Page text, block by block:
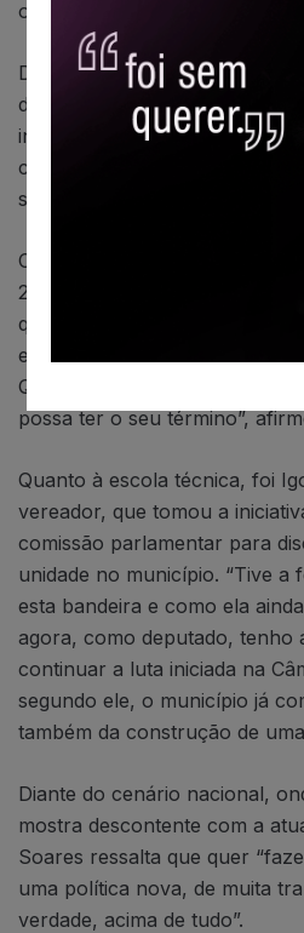
os votos que recebi”,
Dentre as principais
do mandato estão a
instalação da escola técnica
contribuir com melhorias de
saúde, por meio das emendas
Com relação ao corredor, Igor
20 anos se discute a sua
que tem proposta de
e ligará Itapevi ao bairro
Quero ser uma voz atuante
possa ter o seu término”,
Quanto à escola técnica, foi
vereador, que tomou a
comissão parlamentar para
unidade no município. “Tive a
esta bandeira e como ela
agora, como deputado, tenho
continuar a luta iniciada na
segundo ele, o município já
também da construção de
Diante do cenário nacional,
mostra descontente com a
Soares ressalta que quer
uma política nova, de muita
verdade, acima de tudo”.